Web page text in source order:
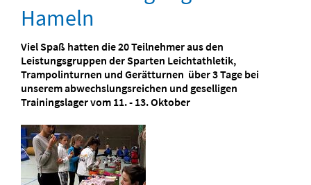
Hameln
Viel Spaß hatten die 20 Teilnehmer aus den
Leistungsgruppen der Sparten Leichtathletik,
Trampolinturnen und Gerätturnen über 3 Tage bei
unserem abwechslungsreichen und geselligen
Trainingslager vom 11. - 13. Oktober